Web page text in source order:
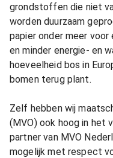
grondstoffen die niet
worden duurzaam
papier onder meer
en minder energie- en
hoeveelheid bos in
bomen terug plant.
Zelf hebben wij
(MVO) ook hoog in het
partner van MVO
mogelijk met respect